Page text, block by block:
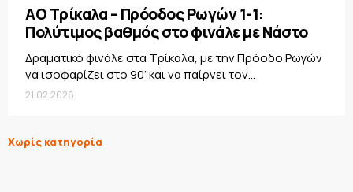
ΑΟ Τρίκαλα – Πρόοδος Ρωγών 1-1:
Πολύτιμος βαθμός στο φινάλε με Νάστο
Δραματικό φινάλε στα Τρίκαλα, με την Πρόοδο Ρωγών
να ισοφαρίζει στο 90’ και να παίρνει τον...
21.02.2026
Χωρίς κατηγορία